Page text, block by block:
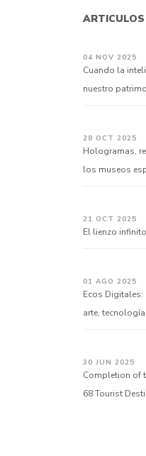
04 NOV 2025
Cuando la
nuestro
28 OCT 2025
Hologramas,
los museos
21 OCT 2025
El lienzo
01 AGO 2025
Ecos
arte,
30 JUN 2025
Completion of
68 Tourist